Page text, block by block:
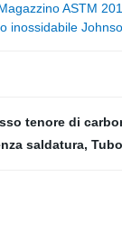
ASTM
inossidabile
tenore di
saldatura,